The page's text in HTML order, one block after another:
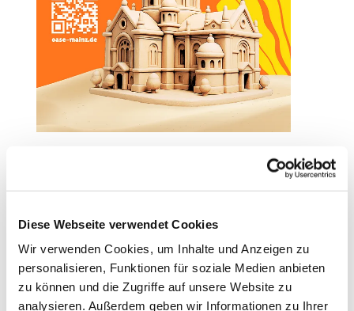
Diese Webseite verwendet Cookies
Wir verwenden Cookies, um Inhalte und Anzeigen zu
personalisieren, Funktionen für soziale Medien anbieten
zu können und die Zugriffe auf unsere Website zu
analysieren. Außerdem geben wir Informationen zu Ihrer